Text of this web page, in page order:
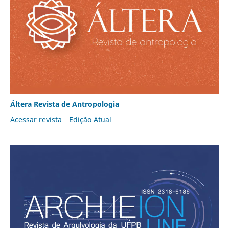
Áltera Revista de Antropologia
Acessar revista
Edição Atual